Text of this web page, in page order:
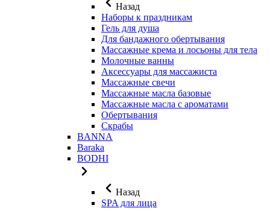
Назад
Наборы к праздникам
Гель для душа
Для бандажного обертывания
Массажные крема и лосьоны для тела
Молочные ванны
Аксессуары для массажиста
Массажные свечи
Массажные масла базовые
Массажные масла с ароматами
Обертывания
Скрабы
BANNA
Baraka
BODHI
Назад
SPA для лица